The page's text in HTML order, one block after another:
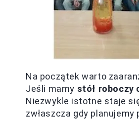
Na początek warto
Jeśli mamy stół roboczy
Niezwykle istotne staje
zwłaszcza gdy